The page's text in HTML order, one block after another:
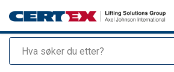
Søk
Produkt lagt i din handlekurv